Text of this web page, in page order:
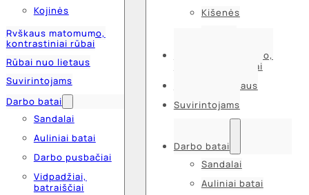
Kojinės
Ryškaus matomumo,
kontrastiniai rūbai
Rūbai nuo lietaus
Suvirintojams
Darbo batai
Sandalai
Auliniai batai
Darbo pusbačiai
Vidpadžiai,
batraiščiai
Kišenės
Ryškaus matomumo,
kontrastiniai rūbai
Rūbai nuo lietaus
Suvirintojams
Darbo batai
Sandalai
Auliniai batai